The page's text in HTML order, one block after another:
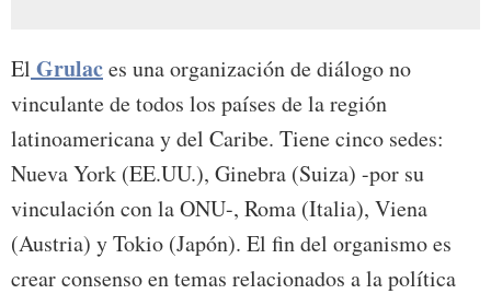
El Grulaces una organización de diálogo no
vinculante de todos los países de la región
latinoamericana y del Caribe. Tiene cinco sedes:
Nueva York (EE.UU.), Ginebra (Suiza) -por su
vinculación con la ONU-, Roma (Italia), Viena
(Austria) y Tokio (Japón). El fin del organismo es
crear consenso en temas relacionados a la política